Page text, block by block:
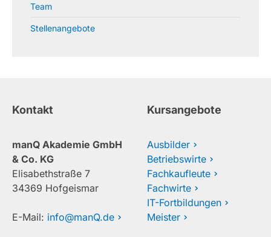
Team
Stellenangebote
Kontakt
manQ Akademie GmbH
& Co. KG
Elisabethstraße 7
34369 Hofgeismar
E-Mail: info@manQ.de
Kursangebote
Ausbilder
Betriebswirte
Fachkaufleute
Fachwirte
IT-Fortbildungen
Meister